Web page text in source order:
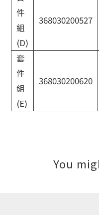
件
組
(D)
368030200527
套
件
組
(E)
368030200620
You